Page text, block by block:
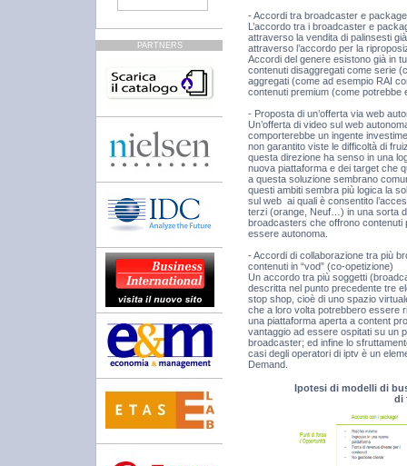
PARTNERS
- Accordi tra broadcaster e
L’accordo tra i broadcaster e
attraverso la vendita di palinsesti
attraverso l’accordo per la
Accordi del genere esistono già in
contenuti disaggregati come serie
aggregati (come ad esempio RAI
contenuti premium (come potrebbe
- Proposta di un’offerta via web
Un’offerta di video sul web
comporterebbe un ingente
non garantito viste le difficoltà di
questa direzione ha senso in una
nuova piattaforma e dei target che
a questa soluzione sembrano
questi ambiti sembra più logica la
sul web ai quali è consentito
terzi (orange, Neuf…) in una sorta
broadcasters che offrono contenuti
essere autonoma.
- Accordi di collaborazione tra più
contenuti in “vod” (co-opetizione)
Un accordo tra più soggetti
descritta nel punto precedente tre
stop shop, cioè di uno spazio
che a loro volta potrebbero essere
una piattaforma aperta a content
vantaggio ad essere ospitati su un
broadcaster; ed infine lo
casi degli operatori di iptv è un
Demand.
Ipotesi di modelli di
di